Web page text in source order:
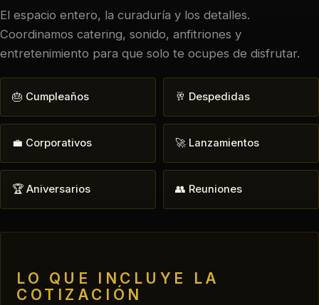
El espacio entero, la curaduría y los detalles.
Coordinamos catering, sonido, anfitriones y
entretenimiento para que solo te ocupes de disfrutar.
🎂 Cumpleaños 🥂 Despedidas
💼 Corporativos 🚀 Lanzamientos
🏆 Aniversarios 👥 Reuniones
LO QUE INCLUYE LA
COTIZACIÓN